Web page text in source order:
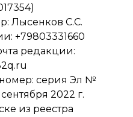
Лысенков С.С.
+79803331660
редакции:
серия Эл №
2022 г.
из реестра